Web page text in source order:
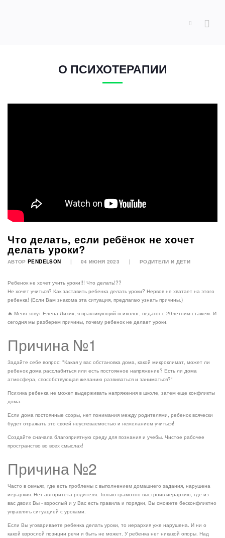
О ПСИХОТЕРАПИИ
Что делать, если ребёнок не хочет
делать уроки?
АВТОРPENDELSON 04 ИЮНЯ 2023 РОДИТЕЛИ И ДЕТИ
Ребенок не хочет учить уроки!!! Что делать!??
Не хочет учиться? Как заставить ребенка делать уроки? Нервов не хватает на этого
ребенка! (Если Вам знакома эта ситуация, предлагаю узнать причины.)
🔥 Меня зовут Елена Лихих, я практикующий психолог, педагог с 20летним стажем. И
сегодня мы разберем причины, почему ребенок не делает уроки.
Причина №1
Задайте себе вопрос: "Какая у вас обстановка дома, какой микроклимат, может ли
ребенок дома расслабиться или есть постоянное напряжение? Есть ли дома
атмосфера, способствующая желанию развиваться и заниматься?"
Психика ребенка не может выдерживать напряжения в школе, затем еще конфликты
дома.
Если дома постоянные ссоры, нет понимания между родителями, ребенок всячески
будет отражать это своей неуспеваемостью и нежеланием учиться!
Создайте сначала благоприятную среду для познания и учебы. Чистое рабочее
пространство во всех смыслах!
Причина №2
Часто в семьях, где есть проблемы с выполнением домашнего задания, нарушена
иерархия. Нет авторитета родителя. Только грамотно выстроив иерархию, где из
вас двоих Вы - взрослый и у Вас есть правила и порядки, Вы сможете бесконфликтно
управлять ситуацией с уроками.
Если Вы уговариваете ребенка делать уроки, то иерархия уже нарушена. И ни о
какой взрослой позиции речи и быть не может. У ребенка нет никакой опоры. Над